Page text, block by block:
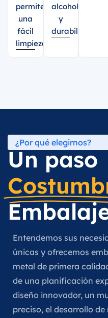
permiten
una
fácil
limpieza.
alcohol
y
durabilidad.
¿Por qué elegirnos?
Un paso
Entendemos sus
únicas y ofrecemos
metal de primera
de una planificación
diseño innovador, un
preciso, el desarrollo de